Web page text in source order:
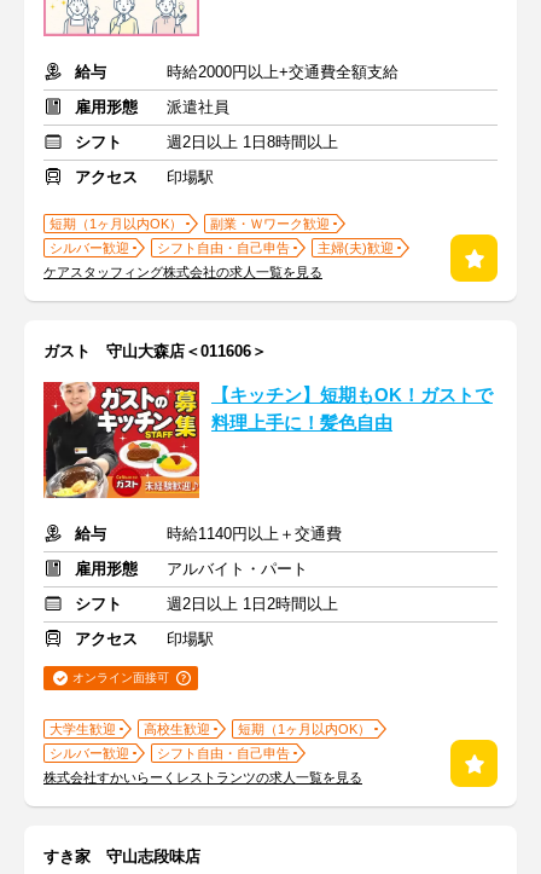
給与
時給2000円以上+交通費全額支給
雇用形態
派遣社員
シフト
週2日以上 1日8時間以上
アクセス
印場駅
短期（1ヶ月以内OK）
副業・Ｗワーク歓迎
シルバー歓迎
シフト自由・自己申告
主婦(夫)歓迎
ケアスタッフィング株式会社の求人一覧を見る
ガスト 守山大森店＜011606＞
【キッチン】短期もOK！ガストで
料理上手に！髪色自由
給与
時給1140円以上＋交通費
雇用形態
アルバイト・パート
シフト
週2日以上 1日2時間以上
アクセス
印場駅
オンライン面接可
大学生歓迎 高校生歓迎
短期（1ヶ月以内OK）
シルバー歓迎
シフト自由・自己申告
株式会社すかいらーくレストランツの求人一覧を見る
すき家 守山志段味店